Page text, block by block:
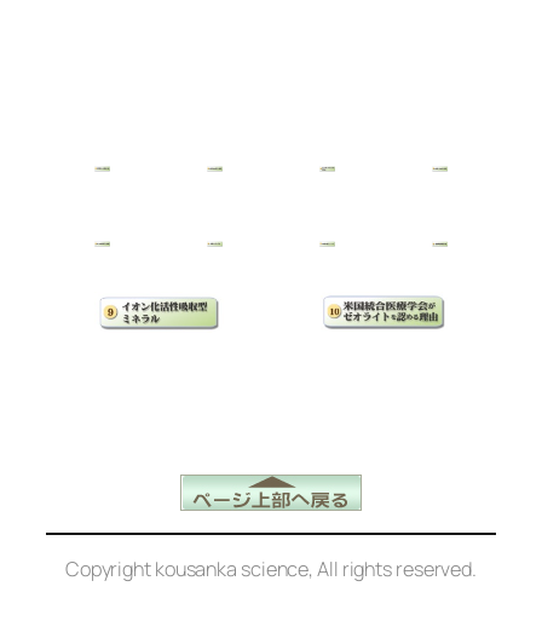
Copyright kousanka science, All rights reserved.